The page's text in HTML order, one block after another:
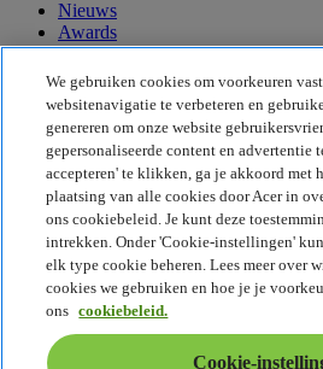
Nieuws
Awards
Evenementen
Duurzaamheid
Duurzaamheid
Maatschappelijk verantwoord
De CO2-voetafdruk van het
Project Humanity
Earthion
Privacybeleid
Cookiebeleid
Juridische informatie
Aanvullende juridische informatie
We gebruiken cookies om voorkeuren
websitenavigatie te verbeteren en
genereren om onze website
gepersonaliseerde content en advertentie
accepteren' te klikken, ga je akkoord met
plaatsing van alle cookies door Acer in
ons cookiebeleid. Je kunt deze
intrekken. Onder 'Cookie-instellingen'
elk type cookie beheren. Lees meer over
cookies we gebruiken en hoe je je
ons cookiebeleid.
Cookie-